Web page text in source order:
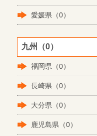
愛媛県（0）
九州（0）
福岡県（0）
長崎県（0）
大分県（0）
鹿児島県（0）